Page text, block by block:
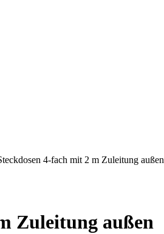
4-fach mit 2 m Zuleitung außen
Zuleitung außen